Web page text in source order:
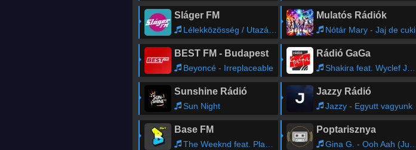
Sláger FM
Lélekközösség / Utazás a lelked körül / Benned élek
Mulatós Rádiók
Nótár Mary - Jaj de cuki
BEST FM - Budapest
Beyoncé - Irreplaceable
Rádió GaGa
Shakira feat. Wyclef Jean - Hips Don't Lie
Sunshine Rádió
Sun Night
Jazzy Rádió
Jazzy - Egyutt vagyunk
Base FM
The Weeknd feat. Playboi Carti - Timeless
Poptarisznya
Gina G. - Ooh Aah (Just a Little Bit)